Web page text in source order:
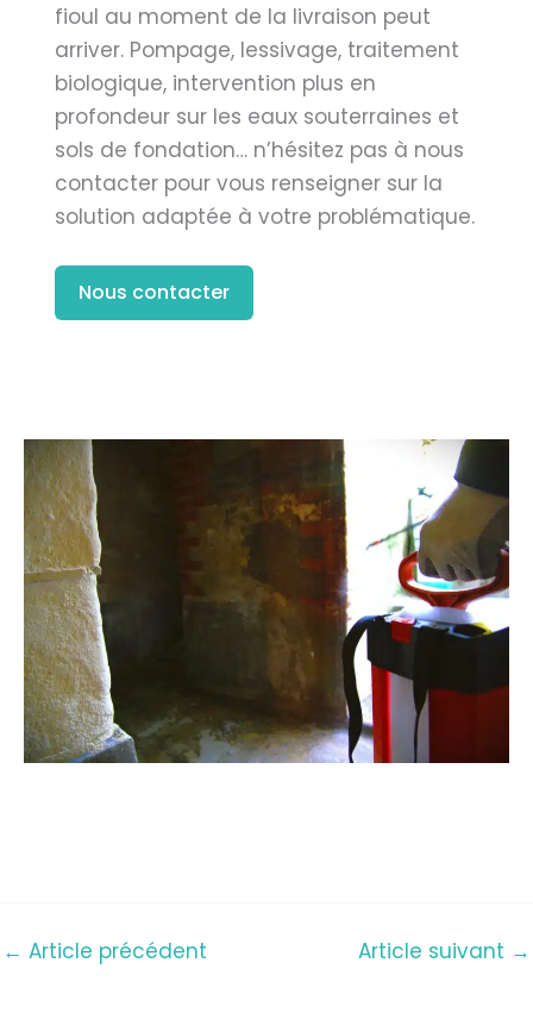
fioul au moment de la livraison peut
arriver. Pompage, lessivage, traitement
biologique, intervention plus en
profondeur sur les eaux souterraines et
sols de fondation… n’hésitez pas à nous
contacter pour vous renseigner sur la
solution adaptée à votre problématique.
Nous contacter
← Article précédent Article suivant →